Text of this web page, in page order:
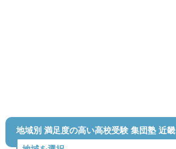
地域別 満足度の高い高校受験 集団塾 近畿